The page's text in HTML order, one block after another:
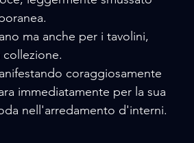
ma anche per i tavolini,
coraggiosamente
immediatamente per la sua
nell'arredamento d'interni.